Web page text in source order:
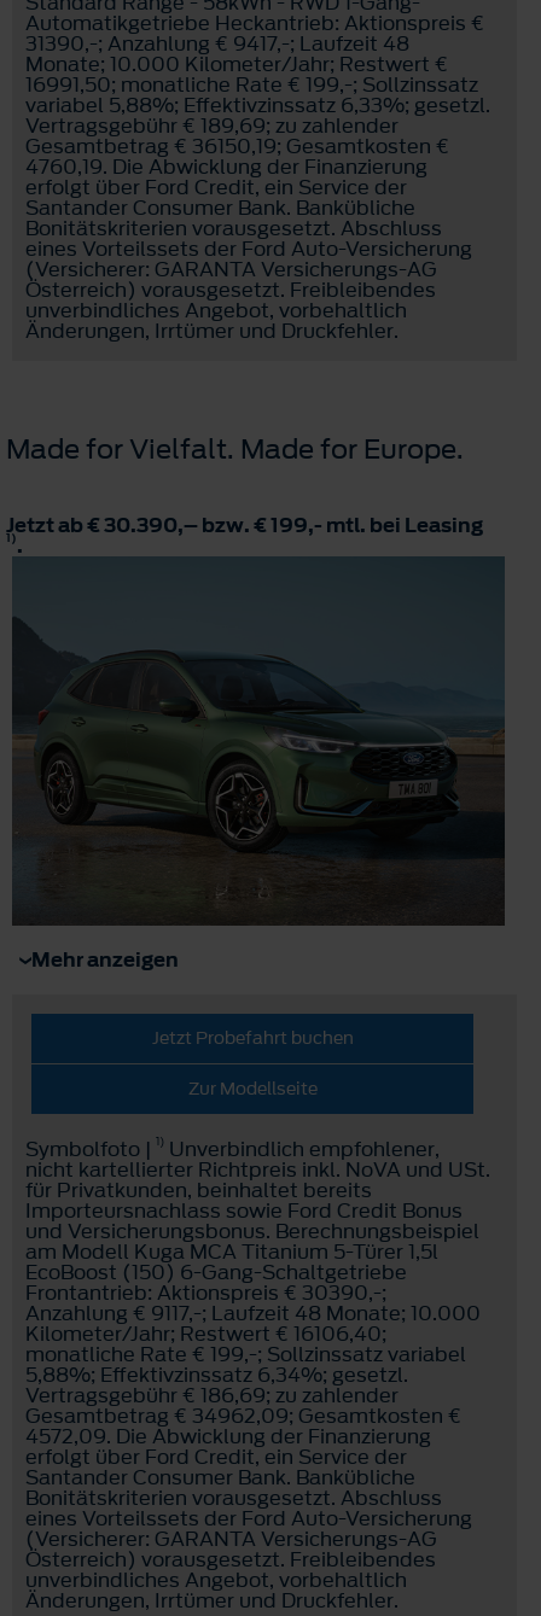
Automatikgetriebe Heckantrieb: Aktionspreis €
31390,-; Anzahlung € 9417,-; Laufzeit 48
Monate; 10.000 Kilometer/Jahr; Restwert €
16991,50; monatliche Rate € 199,-; Sollzinssatz
variabel 5,88%; Effektivzinssatz 6,33%; gesetzl.
Vertragsgebühr € 189,69; zu zahlender
Gesamtbetrag € 36150,19; Gesamtkosten €
4760,19. Die Abwicklung der Finanzierung
erfolgt über Ford Credit, ein Service der
Santander Consumer Bank. Bankübliche
Bonitätskriterien vorausgesetzt. Abschluss
eines Vorteilssets der Ford Auto-Versicherung
(Versicherer: GARANTA Versicherungs-AG
Österreich) vorausgesetzt. Freibleibendes
unverbindliches Angebot, vorbehaltlich
Änderungen, Irrtümer und Druckfehler.
Made for Vielfalt. Made for Europe.
Jetzt ab € 30.390,– bzw. € 199,- mtl. bei Leasing
1).
Mehr anzeigen
Jetzt Probefahrt buchen
Zur Modellseite
Symbolfoto | 1) Unverbindlich empfohlener,
nicht kartellierter Richtpreis inkl. NoVA und USt.
für Privatkunden, beinhaltet bereits
Importeursnachlass sowie Ford Credit Bonus
und Versicherungsbonus. Berechnungsbeispiel
am Modell Kuga MCA Titanium 5-Türer 1,5l
EcoBoost (150) 6-Gang-Schaltgetriebe
Frontantrieb: Aktionspreis € 30390,-;
Anzahlung € 9117,-; Laufzeit 48 Monate; 10.000
Kilometer/Jahr; Restwert € 16106,40;
monatliche Rate € 199,-; Sollzinssatz variabel
5,88%; Effektivzinssatz 6,34%; gesetzl.
Vertragsgebühr € 186,69; zu zahlender
Gesamtbetrag € 34962,09; Gesamtkosten €
4572,09. Die Abwicklung der Finanzierung
erfolgt über Ford Credit, ein Service der
Santander Consumer Bank. Bankübliche
Bonitätskriterien vorausgesetzt. Abschluss
eines Vorteilssets der Ford Auto-Versicherung
(Versicherer: GARANTA Versicherungs-AG
Österreich) vorausgesetzt. Freibleibendes
unverbindliches Angebot, vorbehaltlich
Änderungen, Irrtümer und Druckfehler.